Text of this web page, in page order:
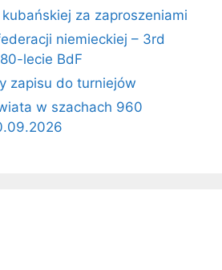
za zaproszeniami
niemieckiej – 3rd
lecie BdF
zapisu do turniejów
w szachach 960